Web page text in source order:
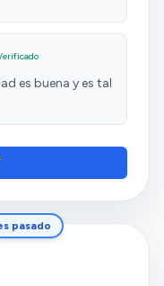
es buena y es tal
pasado